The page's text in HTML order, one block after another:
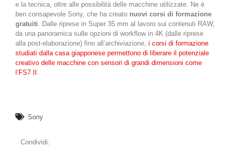
e la tecnica, oltre alle possibilità delle macchine utilizzate. Ne è
ben consapevole Sony, che ha creato nuovi corsi di formazione
gratuiti. Dalle riprese in Super 35 mm al lavoro sui contenuti RAW,
da una panoramica sulle opzioni di workflow in 4K (dalle riprese
alla post-elaborazione) fino all’archiviazione, i corsi di formazione
studiati dalla casa giapponese permettono di liberare il potenziale
creativo delle macchine con sensori di grandi dimensioni come
l’FS7 II .
Sony
Condividi: